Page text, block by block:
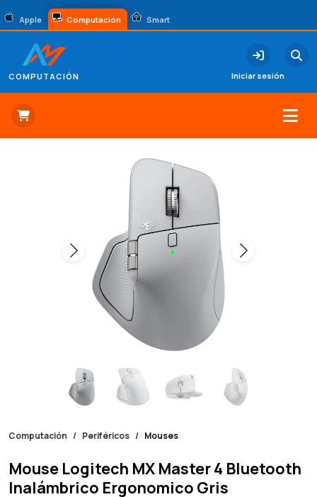
Apple Computación Smart
COMPUTACIÓN Iniciar sesión
Computación Periféricos Mouses
Mouse Logitech MX Master 4 Bluetooth
Inalámbrico Ergonomico Gris